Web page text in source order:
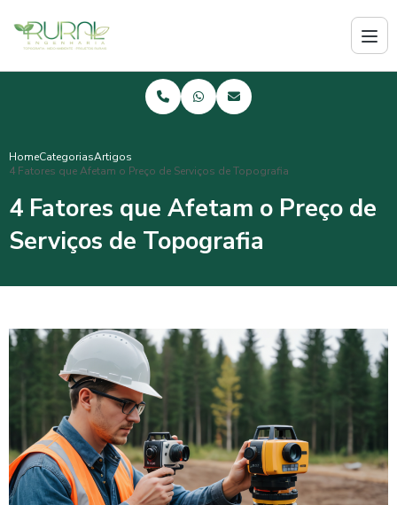
HomeCategoriasArtigos
4 Fatores que Afetam o Preço de Serviços de Topografia
4 Fatores que Afetam o Preço de
Serviços de Topografia